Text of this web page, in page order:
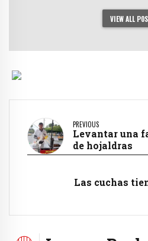
VIEW ALL
PREVIOUS
Levantar una
de hojaldras
Las cuchas